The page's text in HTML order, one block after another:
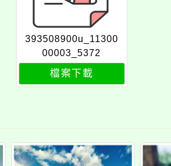
393508900u_11300
00003_5372
檔案下載